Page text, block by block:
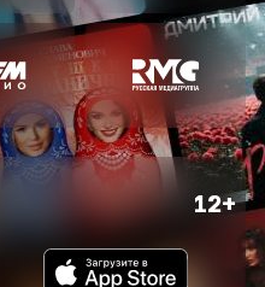
12+